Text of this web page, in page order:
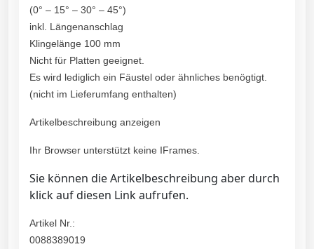
(0° – 15° – 30° – 45°)
inkl. Längenanschlag
Klingelänge 100 mm
Nicht für Platten geeignet.
Es wird lediglich ein Fäustel oder ähnliches benögtigt.
(nicht im Lieferumfang enthalten)
Artikelbeschreibung anzeigen
Ihr Browser unterstützt keine IFrames.
Sie können die Artikelbeschreibung aber durch
klick auf diesen Link aufrufen.
Artikel Nr.:
0088389019